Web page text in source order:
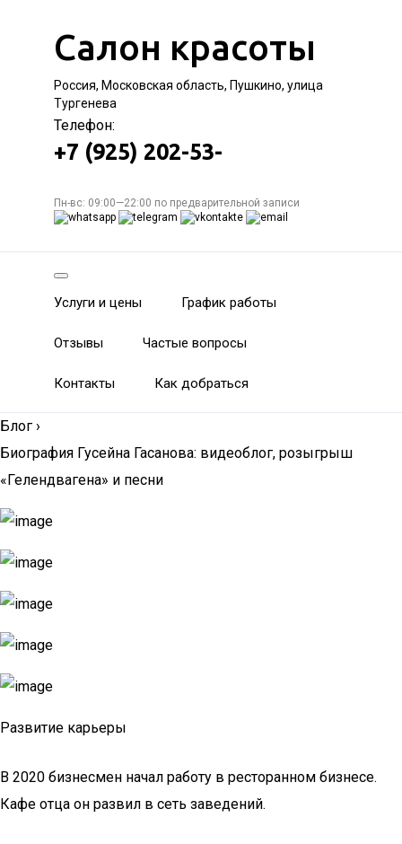
Салон красоты
Россия, Московская область, Пушкино, улица
Тургенева
Телефон:
+7 (925) 202-53-
Пн-вс: 09:00—22:00 по предварительной записи
Услуги и цены График работы
Отзывы Частые вопросы
Контакты Как добраться
Блог ›
Биография Гусейна Гасанова: видеоблог, розыгрыш
«Гелендвагена» и песни
Развитие карьеры
В 2020 бизнесмен начал работу в ресторанном бизнесе.
Кафе отца он развил в сеть заведений.